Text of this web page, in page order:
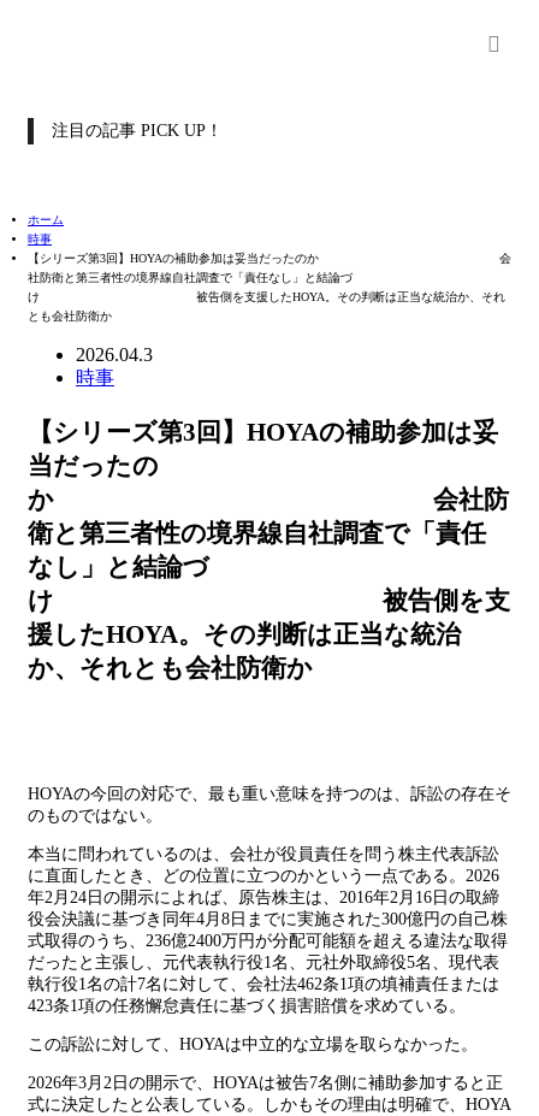
注目の記事 PICK UP！
ホーム
時事
【シリーズ第3回】HOYAの補助参加は妥当だったのか 会
社防衛と第三者性の境界線自社調査で「責任なし」と結論づ
け 被告側を支援したHOYA。その判断は正当な統治か、それ
とも会社防衛か
2026.04.3
時事
【シリーズ第3回】HOYAの補助参加は妥
当だったの
か 会社防
衛と第三者性の境界線自社調査で「責任
なし」と結論づ
け 被告側を支
援したHOYA。その判断は正当な統治
か、それとも会社防衛か
HOYAの今回の対応で、最も重い意味を持つのは、訴訟の存在そ
のものではない。
本当に問われているのは、会社が役員責任を問う株主代表訴訟
に直面したとき、どの位置に立つのかという一点である。2026
年2月24日の開示によれば、原告株主は、2016年2月16日の取締
役会決議に基づき同年4月8日までに実施された300億円の自己株
式取得のうち、236億2400万円が分配可能額を超える違法な取得
だったと主張し、元代表執行役1名、元社外取締役5名、現代表
執行役1名の計7名に対して、会社法462条1項の填補責任または
423条1項の任務懈怠責任に基づく損害賠償を求めている。
この訴訟に対して、HOYAは中立的な立場を取らなかった。
2026年3月2日の開示で、HOYAは被告7名側に補助参加すると正
式に決定したと公表している。しかもその理由は明確で、HOYA